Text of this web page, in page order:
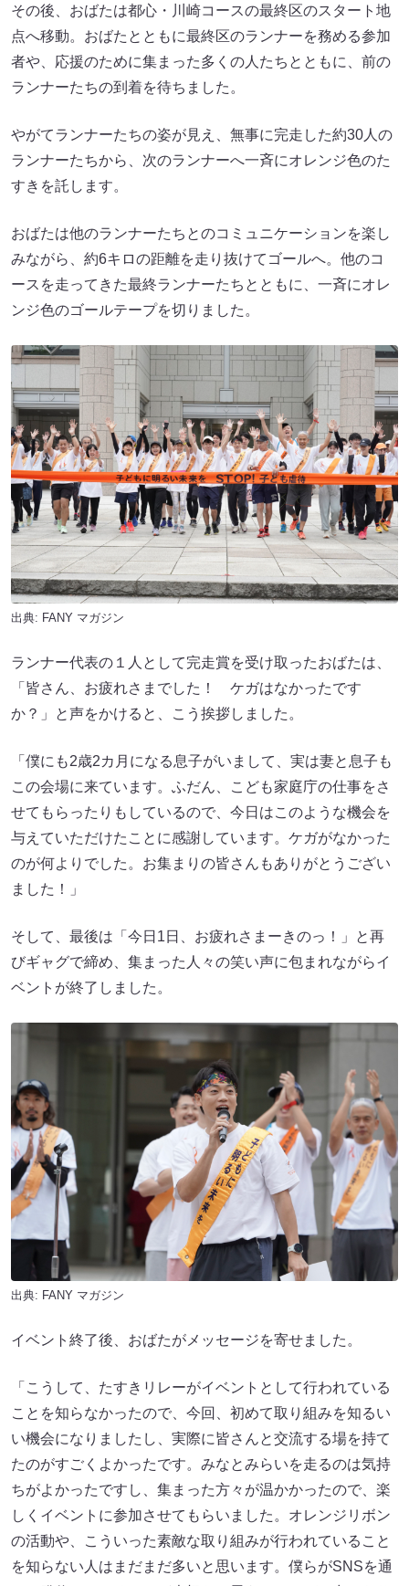
その後、おばたは都心・川崎コースの最終区のスタート地
点へ移動。おばたとともに最終区のランナーを務める参加
者や、応援のために集まった多くの人たちとともに、前の
ランナーたちの到着を待ちました。
やがてランナーたちの姿が見え、無事に完走した約30人の
ランナーたちから、次のランナーへ一斉にオレンジ色のた
すきを託します。
おばたは他のランナーたちとのコミュニケーションを楽し
みながら、約6キロの距離を走り抜けてゴールへ。他のコ
ースを走ってきた最終ランナーたちとともに、一斉にオレ
ンジ色のゴールテープを切りました。
出典: FANY マガジン
ランナー代表の１人として完走賞を受け取ったおばたは、
「皆さん、お疲れさまでした！ ケガはなかったです
か？」と声をかけると、こう挨拶しました。
「僕にも2歳2カ月になる息子がいまして、実は妻と息子も
この会場に来ています。ふだん、こども家庭庁の仕事をさ
せてもらったりもしているので、今日はこのような機会を
与えていただけたことに感謝しています。ケガがなかった
のが何よりでした。お集まりの皆さんもありがとうござい
ました！」
そして、最後は「今日1日、お疲れさまーきのっ！」と再
びギャグで締め、集まった人々の笑い声に包まれながらイ
ベントが終了しました。
出典: FANY マガジン
イベント終了後、おばたがメッセージを寄せました。
「こうして、たすきリレーがイベントとして行われている
ことを知らなかったので、今回、初めて取り組みを知るい
い機会になりましたし、実際に皆さんと交流する場を持て
たのがすごくよかったです。みなとみらいを走るのは気持
ちがよかったですし、集まった方々が温かかったので、楽
しくイベントに参加させてもらいました。オレンジリボン
の活動や、こういった素敵な取り組みが行われていること
を知らない人はまだまだ多いと思います。僕らがSNSを通